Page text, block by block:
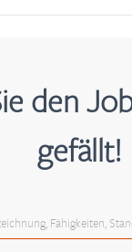
den
gefällt!